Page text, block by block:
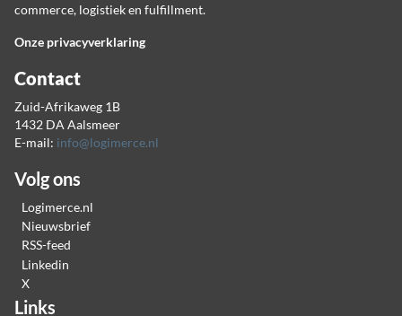
commerce, logistiek en fulfillment.
Onze privacyverklaring
Contact
Zuid-Afrikaweg 1B
1432 DA Aalsmeer
E-mail: info@logimerce.nl
Volg ons
Logimerce.nl
Nieuwsbrief
RSS-feed
Linkedin
X
Links